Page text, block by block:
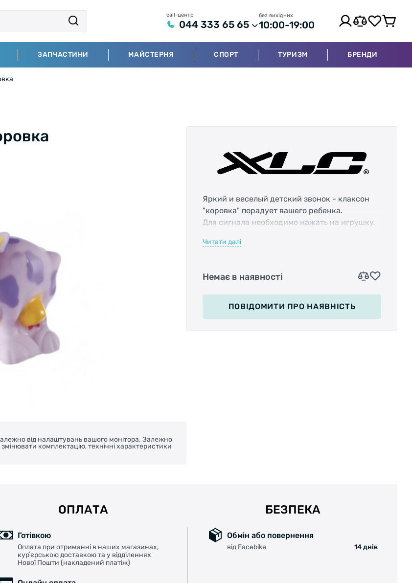
call-центр
044 333 65 65
без вихідних
10:00-19:00
ЗАПЧАСТИНИ МАЙСТЕРНЯ СПОРТ ТУРИЗМ БРЕНДИ
від налаштувань вашого монітора. Залежно
комплектацію, технічні характеристики
Яркий и веселый детский звонок - клаксон
"коровка" порадует вашего ребенка.
Для сигнала необходимо нажать на игрушку.
Крепление : пластиковый хомут, затягивается
Читати далі
Немає в наявності
ПОВІДОМИТИ ПРО НАЯВНІСТЬ
ОПЛАТА
Готівкою
Оплата при отриманні в наших магазинах,
курʼєрською доставкою та у відділеннях
Нової Пошти (накладений платіж)
БЕЗПЕКА
Обмін або повернення
від Facebike 14 днів